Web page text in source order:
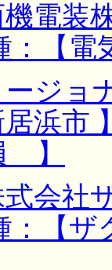
電装
：【
ジョ
浜市
】
会社
：【